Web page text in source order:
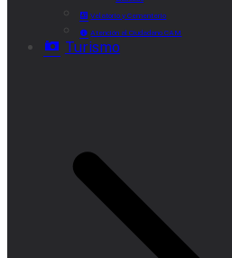
Velatorio y Cementerio
Atención al Ciudadano CAM
Turismo